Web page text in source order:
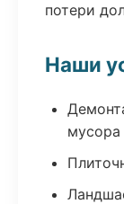
потери
Наши
мусора